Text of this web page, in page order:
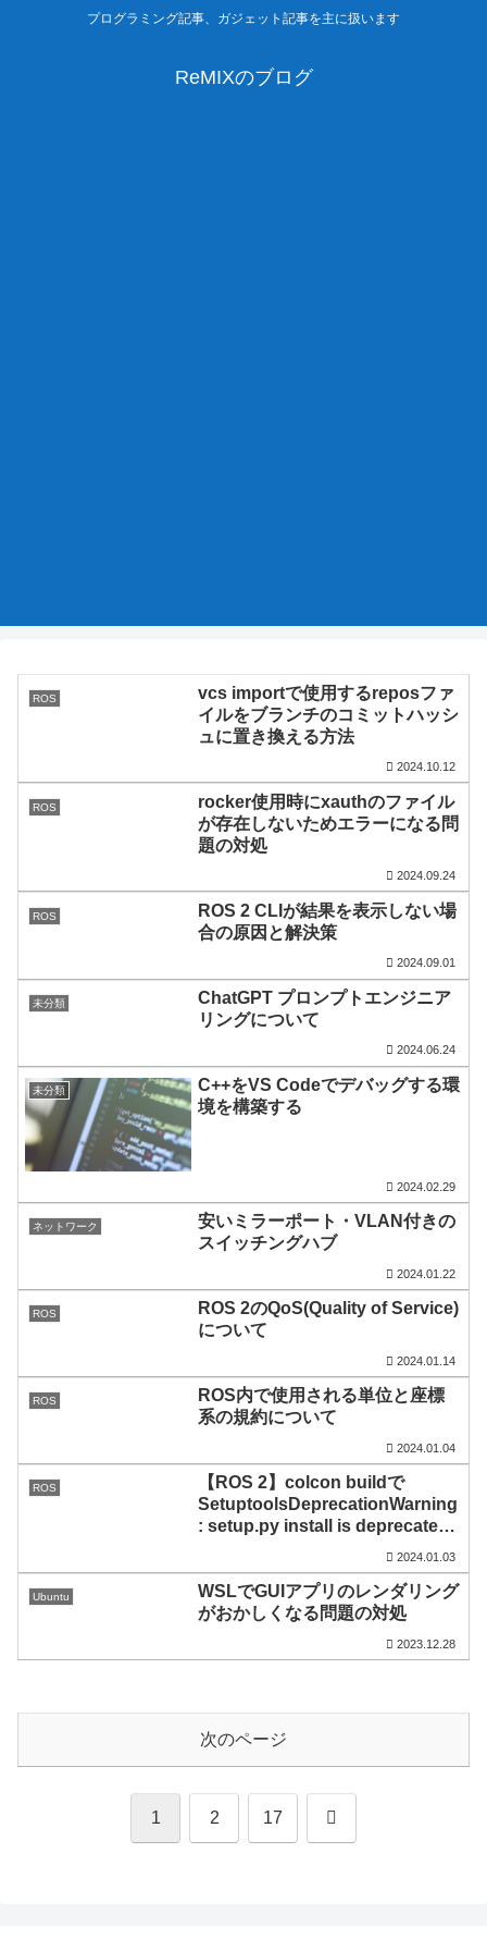
プログラミング記事、ガジェット記事を主に扱います
ReMIXのブログ
ROS
vcs importで使用するreposファ
イルをブランチのコミットハッシ
ュに置き換える方法
2024.10.12
ROS
rocker使用時にxauthのファイル
が存在しないためエラーになる問
題の対処
2024.09.24
ROS
ROS 2 CLIが結果を表示しない場
合の原因と解決策
2024.09.01
未分類
ChatGPT プロンプトエンジニア
リングについて
2024.06.24
未分類
C++をVS Codeでデバッグする環
境を構築する
2024.02.29
ネットワーク
安いミラーポート・VLAN付きの
スイッチングハブ
2024.01.22
ROS
ROS 2のQoS(Quality of Service)
について
2024.01.14
ROS
ROS内で使用される単位と座標
系の規約について
2024.01.04
ROS
【ROS 2】colcon buildで
SetuptoolsDeprecationWarning
: setup.py install is deprecated
2024.01.03
Ubuntu
WSLでGUIアプリのレンダリング
がおかしくなる問題の対処
2023.12.28
次のページ
1 2 17 次